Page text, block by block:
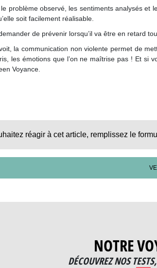
problème observé, les sentiments analysés et
soit facilement réalisable.
de prévenir lorsqu’il va être en retard
la communication non violente permet de
les émotions que l’on ne maîtrise pas ! Et si
Voyance.
réagir à cet article, remplissez le
NOTRE
DÉCOUVREZ NOS